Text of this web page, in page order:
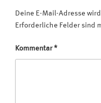
Deine E-Mail-Adresse
Erforderliche Felder sind
Kommentar*